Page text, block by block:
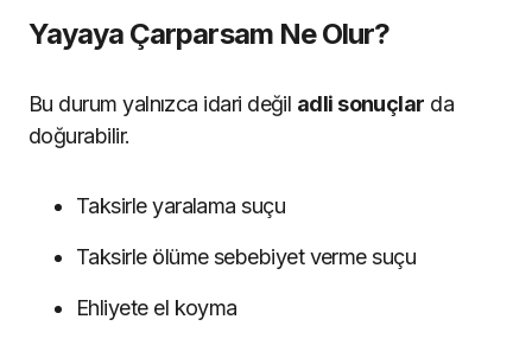
Yayaya Çarparsam Ne Olur?
Bu durum yalnızca idari değil adli sonuçlar da
doğurabilir.
Taksirle yaralama suçu
Taksirle ölüme sebebiyet verme suçu
Ehliyete el koyma